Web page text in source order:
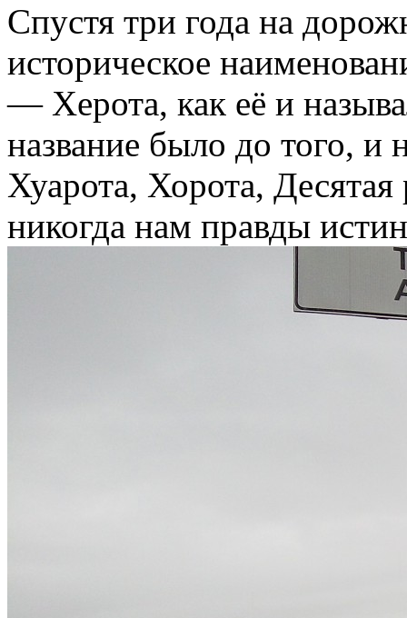
Спустя три года на
историческое
— Херота, как её и
название было до того, и
Хуарота, Хорота,
никогда нам правды